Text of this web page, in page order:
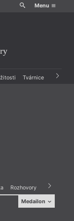
Menu
Tvárnice Archiv
Rozhovory Recenze a
Medailon